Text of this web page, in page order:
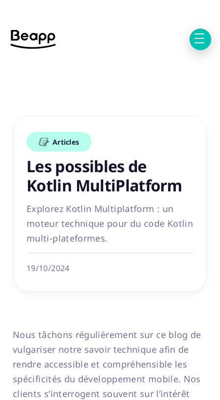
Articles
Les possibles de
Kotlin MultiPlatform
Explorez Kotlin Multiplatform : un
moteur technique pour du code Kotlin
multi-plateformes.
19/10/2024
Nous tâchons régulièrement sur ce blog de
vulgariser notre savoir technique afin de
rendre accessible et compréhensible les
spécificités du développement mobile. Nos
clients s’interrogent souvent sur l’intérêt